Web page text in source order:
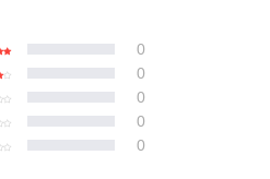
0
0
0
0
0